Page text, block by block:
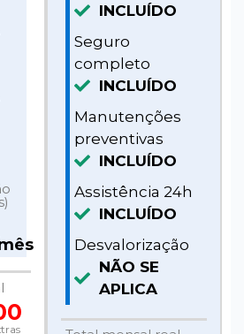
INCLUÍDO
Seguro
completo
INCLUÍDO
Manutenções
preventivas
INCLUÍDO
Assistência 24h
INCLUÍDO
Desvalorização
NÃO SE
APLICA